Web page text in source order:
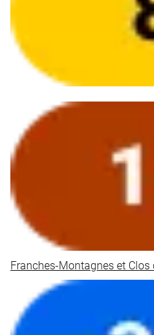
Franches-Montagnes et Clos